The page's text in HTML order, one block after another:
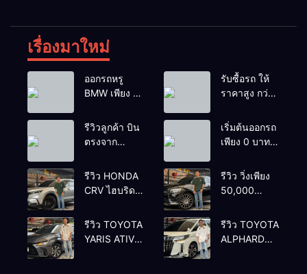
เรื่องมาใหม่
ออกรถหรู
BMW เพียง 1
รับซื้อรถ ให้
ราคาสูง กว่า
ติดไฟแนนซ์ก็
รับซื้อ
รีวิวลูกค้า บิน
ตรงจาก
รถโยรัชดา
เริ่มต้นออกรถ
เพียง 0 บาท
รีวิว HONDA
CRV ไฮบริด
eHEV ES
2024 รุ่นรอง
รีวิว วิ่งเพียง
50,000
BENZ
GLC250d
รีวิว TOYOTA
YARIS ATIV
รีวิว TOYOTA
ALPHARD